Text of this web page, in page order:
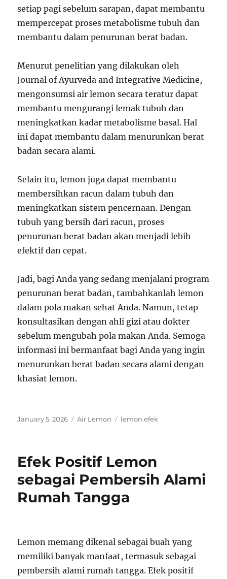
setiap pagi sebelum sarapan, dapat membantu
mempercepat proses metabolisme tubuh dan
membantu dalam penurunan berat badan.
Menurut penelitian yang dilakukan oleh
Journal of Ayurveda and Integrative Medicine,
mengonsumsi air lemon secara teratur dapat
membantu mengurangi lemak tubuh dan
meningkatkan kadar metabolisme basal. Hal
ini dapat membantu dalam menurunkan berat
badan secara alami.
Selain itu, lemon juga dapat membantu
membersihkan racun dalam tubuh dan
meningkatkan sistem pencernaan. Dengan
tubuh yang bersih dari racun, proses
penurunan berat badan akan menjadi lebih
efektif dan cepat.
Jadi, bagi Anda yang sedang menjalani program
penurunan berat badan, tambahkanlah lemon
dalam pola makan sehat Anda. Namun, tetap
konsultasikan dengan ahli gizi atau dokter
sebelum mengubah pola makan Anda. Semoga
informasi ini bermanfaat bagi Anda yang ingin
menurunkan berat badan secara alami dengan
khasiat lemon.
Posted
January 5, 2026 Categories
Air Lemon Tags
lemon efek
Efek Positif Lemon
sebagai Pembersih Alami
Rumah Tangga
Lemon memang dikenal sebagai buah yang
memiliki banyak manfaat, termasuk sebagai
pembersih alami rumah tangga. Efek positif